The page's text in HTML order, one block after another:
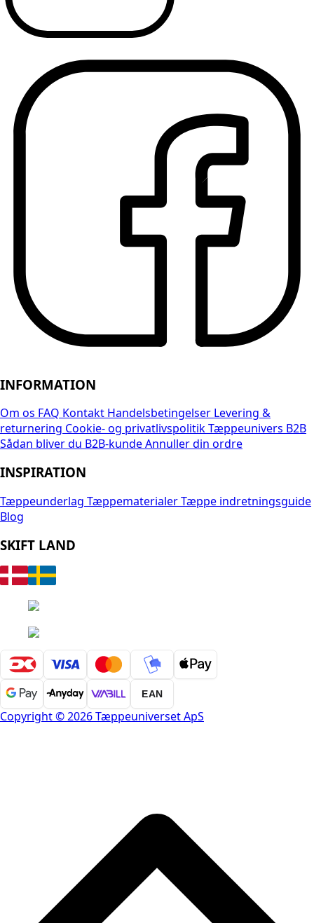
INFORMATION
Om os FAQ Kontakt Handelsbetingelser Levering &
returnering Cookie- og privatlivspolitikTæppeunivers B2B
Sådan bliver du B2B-kundeAnnuller din ordre
INSPIRATION
Tæppeunderlag TæppematerialerTæppe indretningsguide
Blog
SKIFT LAND
EAN
Copyright © 2026 Tæppeuniverset ApS